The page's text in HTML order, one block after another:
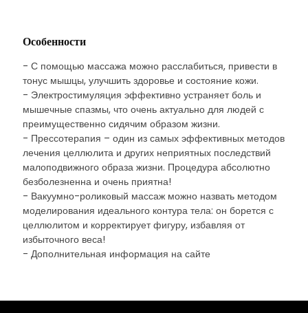
Особенности
- С помощью массажа можно расслабиться, привести в
тонус мышцы, улучшить здоровье и состояние кожи.
- Электростимуляция эффективно устраняет боль и
мышечные спазмы, что очень актуально для людей с
преимущественно сидячим образом жизни.
- Прессотерапия – один из самых эффективных методов
лечения целлюлита и других неприятных последствий
малоподвижного образа жизни. Процедура абсолютно
безболезненна и очень приятна!
- Вакуумно-роликовый массаж можно назвать методом
моделирования идеального контура тела: он борется с
целлюлитом и корректирует фигуру, избавляя от
избыточного веса!
- Дополнительная информация на сайте